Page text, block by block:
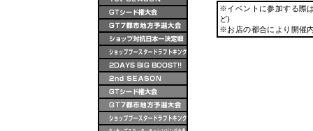
※イベントに参加する際
ど)
※お店の都合により開催